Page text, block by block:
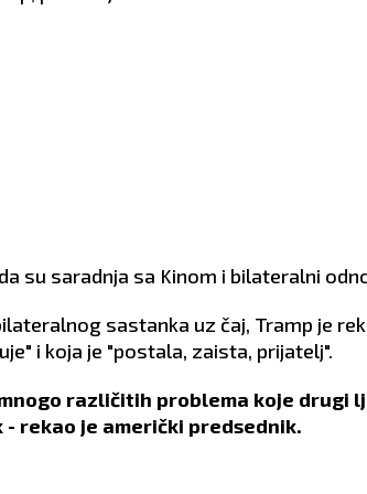
su saradnja sa Kinom i bilateralni
sastanka uz čaj, Tramp je
i koja je "postala, zaista, prijatelj".
različitih problema koje drugi
- rekao je američki predsednik.